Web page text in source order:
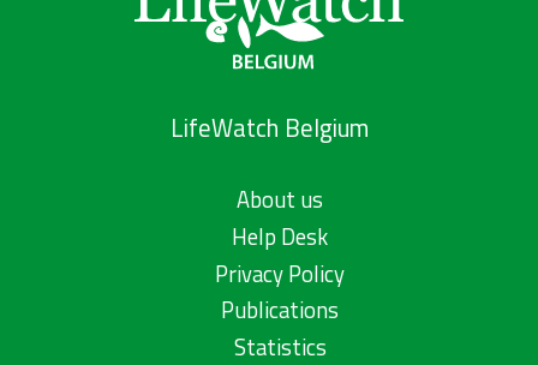
LifeWatch Belgium
About us
Help Desk
Privacy Policy
Publications
Statistics